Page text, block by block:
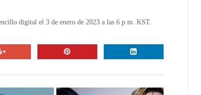
digital el 3 de enero de 2023 a las 6 p.m. KST.